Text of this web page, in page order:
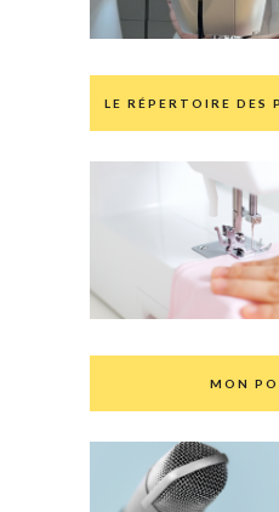
LE RÉPERTOIRE DES
MON